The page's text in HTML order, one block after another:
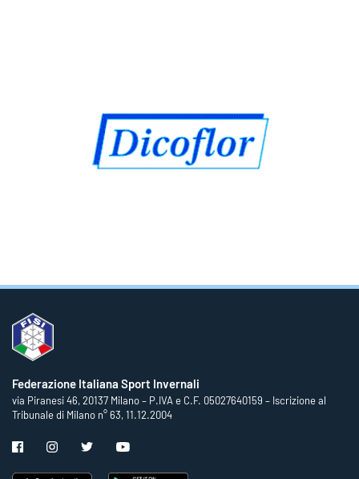
Federazione Italiana Sport Invernali
via Piranesi 46, 20137 Milano – P.IVA e C.F. 05027640159 – Iscrizione al
Tribunale di Milano n° 63, 11.12.2004